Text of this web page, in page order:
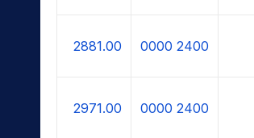
2881.00 0000 2400
2971.00 0000 2400